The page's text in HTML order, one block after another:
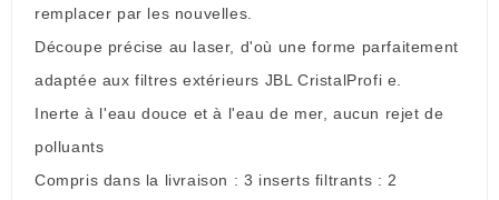
remplacer par les nouvelles.
Découpe précise au laser, d'où une forme parfaitement
adaptée aux filtres extérieurs JBL CristalProfi e.
Inerte à l'eau douce et à l'eau de mer, aucun rejet de
polluants
Compris dans la livraison : 3 inserts filtrants : 2